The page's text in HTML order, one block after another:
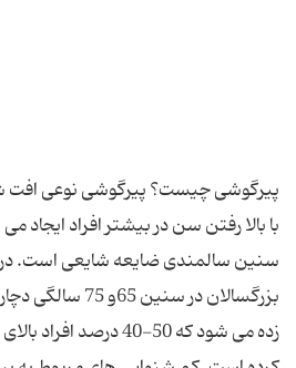
پیرگوشی چیست؟ پیرگوشی نوعی افت
با بالا رفتن سن در بیشتر افراد ایجاد
بزرگسالان در